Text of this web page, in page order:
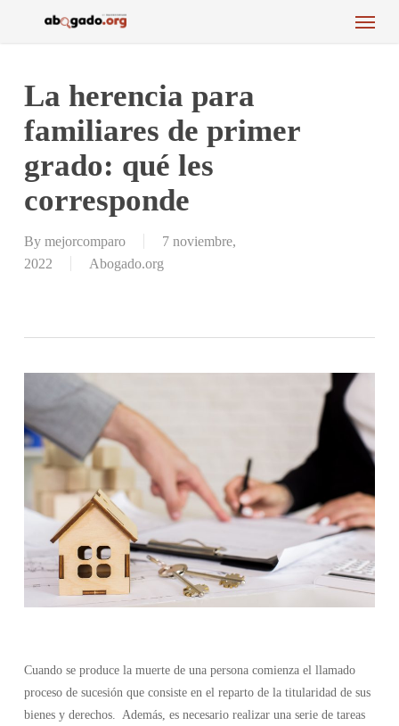
Menu
La herencia para
familiares de primer
grado: qué les
corresponde
By mejorcomparo
7 noviembre,
2022
Abogado.org
Cuando se produce la muerte de una persona comienza el llamado
proceso de sucesión que consiste en el reparto de la titularidad de sus
bienes y derechos. Además, es necesario realizar una serie de tareas